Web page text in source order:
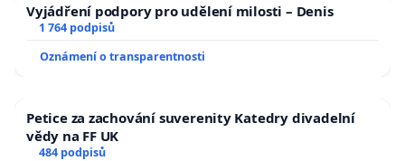
Vyjádření podpory pro udělení milosti – Denis
1 764 podpisů
Oznámení o transparentnosti
Petice za zachování suverenity Katedry divadelní
vědy na FF UK
484 podpisů